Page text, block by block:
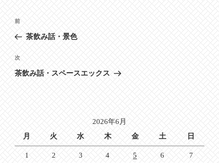
投
稿
ナ
ビ
ゲ
ー
シ
ョ
ン
前
の
投
稿
前
茶飲み話・景色
次
の
投
稿
次
茶飲み話・スペースエックス
2026年6月
月
火 水 木 金 土 日
1 2 3 4 5 6 7